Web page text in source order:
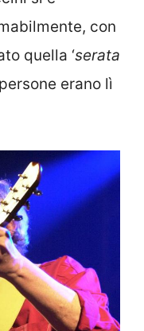
con
quella ‘serata
erano lì